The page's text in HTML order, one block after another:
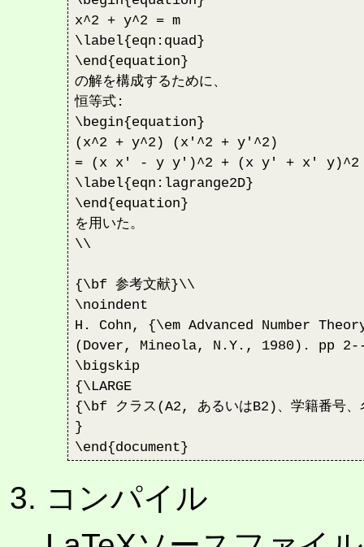
x^2 + y^2 = m
\label{eqn:quad}
\end{equation}
の解を構成するために、
恒等式:
\begin{equation}
(x^2 + y^2) (x'^2 + y'^2)
= (x x' - y y')^2 + (x y' + x' y)^2
\label{eqn:lagrange2D}
\end{equation}
を用いた。
\\
{\bf 参考文献}\\
\noindent
H. Cohn, {\em Advanced Number
(Dover, Mineola, N.Y., 1980). pp
\bigskip
{\LARGE
{\bf クラス(A2, あるいはB2)、学籍番号、
}
コンパイル